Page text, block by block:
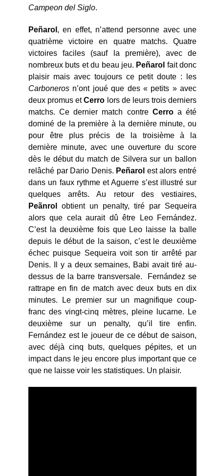
Campeon del Siglo.
Peñarol , en effet, n’attend personne avec une
quatrième victoire en quatre matchs. Quatre
victoires faciles (sauf la première), avec de
nombreux buts et du beau jeu. Peñarol fait donc
plaisir mais avec toujours ce petit doute : les
Carboneros n’ont joué que des « petits » avec
deux promus etCerro lors de leurs trois derniers
matchs. Ce dernier match contre Cerro a été
dominé de la première à la dernière minute, ou
pour être plus précis de la troisième à la
dernière minute, avec une ouverture du score
dès le début du match de Silvera sur un ballon
relâché par Dario Denis. Peñarol est alors entré
dans un faux rythme et Aguerre s’est illustré sur
quelques arrêts. Au retour des vestiaires,
Peãnrol
obtient un penalty, tiré par Sequeira
alors que cela aurait dû être Leo Fernández.
C’est la deuxième fois que Leo laisse la balle
depuis le début de la saison, c’est le deuxième
échec puisque Sequeira voit son tir arrêté par
Denis. Il y a deux semaines, Babi avait tiré au-
dessus de la barre transversale. Fernández se
rattrape en fin de match avec deux buts en dix
minutes. Le premier sur un magnifique coup-
franc des vingt-cinq mètres, pleine lucarne. Le
deuxième sur un penalty, qu’il tire enfin.
Fernández est le joueur de ce début de saison,
avec déjà cinq buts, quelques pépites, et un
impact dans le jeu encore plus important que ce
que ne laisse voir les statistiques. Un plaisir.